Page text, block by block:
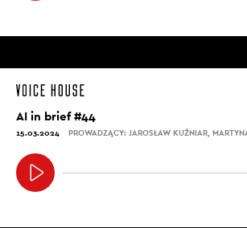
AI in brief #44
15.03.2024 PROWADZĄCY: JAROSŁAW KUŹNIAR,